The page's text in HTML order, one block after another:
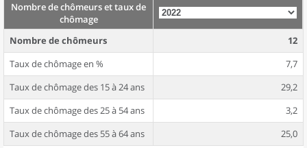
Nombre de chômeurs et taux de
chômage
Nombre de chômeurs
12
Taux de chômage en %
7,7
Taux de chômage des 15 à 24 ans
29,2
Taux de chômage des 25 à 54 ans
3,2
Taux de chômage des 55 à 64 ans
25,0